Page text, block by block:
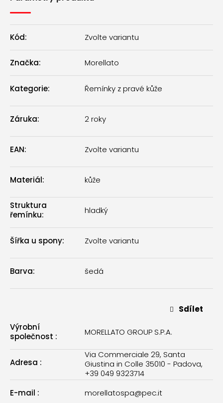
Kód: Zvolte variantu
Značka: Morellato
Kategorie: Řemínky z pravé kůže
Záruka: 2 roky
EAN: Zvolte variantu
Materiál: kůže
Struktura
řemínku: hladký
Šířka u spony: Zvolte variantu
Barva: šedá
Sdílet
Výrobní
společnost : MORELLATO GROUP S.P.A.
Adresa :
Via Commerciale 29, Santa
Giustina in Colle 35010 - Padova,
+39 049 9323714
E-mail : morellatospa@pec.it